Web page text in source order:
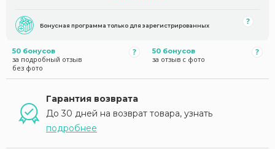
Бонусная программа только для зарегистрированных
50 бонусов
за подробный отзыв
без фото
50 бонусов
за отзыв с фото
Гарантия возврата
До 30 дней на возврат товара, узнать
подробнее